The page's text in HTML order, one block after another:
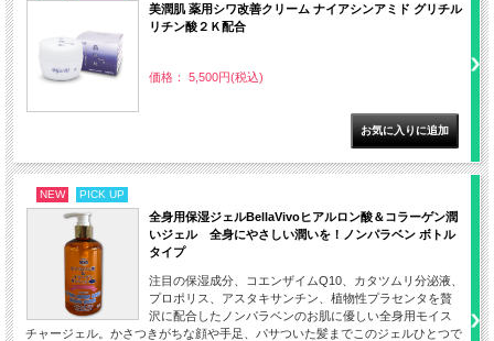
美潤肌 薬用シワ改善クリーム ナイアシンアミド グリチル
リチン酸２Ｋ配合
価格： 5,500円(税込)
NEW PICK UP
全身用保湿ジェルBellaVivoヒアルロン酸＆コラーゲン潤
いジェル 全身にやさしい潤いを！ノンパラベン ボトル
タイプ
注目の保湿成分、コエンザイムQ10、カタツムリ分泌液、
プロポリス、アスタキサンチン、植物性プラセンタを贅
沢に配合したノンパラベンのお肌に優しい全身用モイス
チャージェル。かさつきがちな顔や手足、パサついた髪までこのジェルひとつで